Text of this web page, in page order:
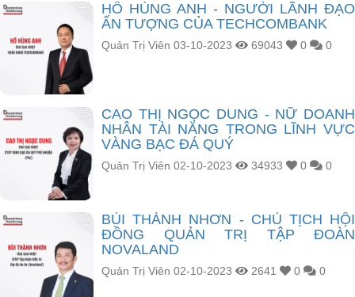
HỒ HÙNG ANH - NGƯỜI LÃNH ĐẠO
ẤN TƯỢNG CỦA TECHCOMBANK
Quản Trị Viên 03-10-2023 69043 0 0
CAO THỊ NGỌC DUNG - NỮ DOANH
NHÂN TÀI NĂNG TRONG LĨNH VỰC
VÀNG BẠC ĐÁ QUÝ
Quản Trị Viên 02-10-2023 34933 0 0
BÙI THÀNH NHƠN - CHỦ TỊCH HỘI
ĐỒNG QUẢN TRỊ TẬP ĐOÀN
NOVALAND
Quản Trị Viên 02-10-2023 2641 0 0